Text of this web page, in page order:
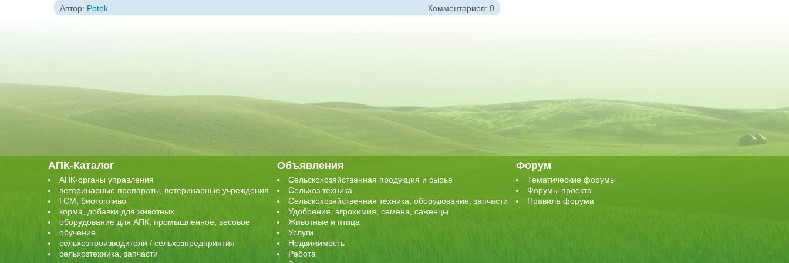
Автор: Potok Комментариев: 0
АПК-Каталог
АПК-органы управления
ветеринарные препараты, ветеринарные учреждения
ГСМ, биотопливо
корма, добавки для животных
оборудование для АПК, промышленное, весовое
обучение
сельхозпроизводители / сельхозпредприятия
сельхозтехника, запчасти
Объявления
Сельскохозяйственная продукция и сырье
Сельхоз техника
Сельскохозяйственная техника, оборудование, запчасти
Удобрения, агрохимия, семена, саженцы
Животные и птица
Услуги
Недвижимость
Работа
Форум
Тематические форумы
Форумы проекта
Правила форума